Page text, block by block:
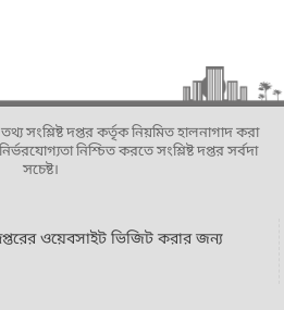
সংশ্লিষ্ট দপ্তর কর্তৃক নিয়মিত হালনাগাদ করা
নিশ্চিত করতে সংশ্লিষ্ট দপ্তর সর্বদা
সচেষ্ট।
ওয়েবসাইট ভিজিট করার জন্য